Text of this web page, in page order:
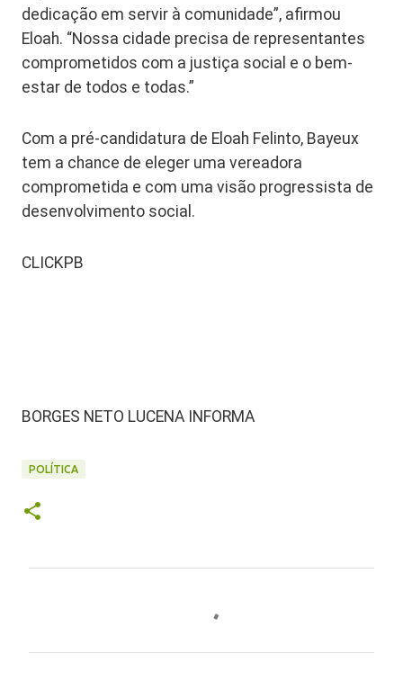
dedicação em servir à comunidade”, afirmou
Eloah. “Nossa cidade precisa de representantes
comprometidos com a justiça social e o bem-
estar de todos e todas.”
Com a pré-candidatura de Eloah Felinto, Bayeux
tem a chance de eleger uma vereadora
comprometida e com uma visão progressista de
desenvolvimento social.
CLICKPB
BORGES NETO LUCENA INFORMA
POLÍTICA